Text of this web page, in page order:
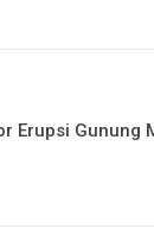
Erupsi Gunung